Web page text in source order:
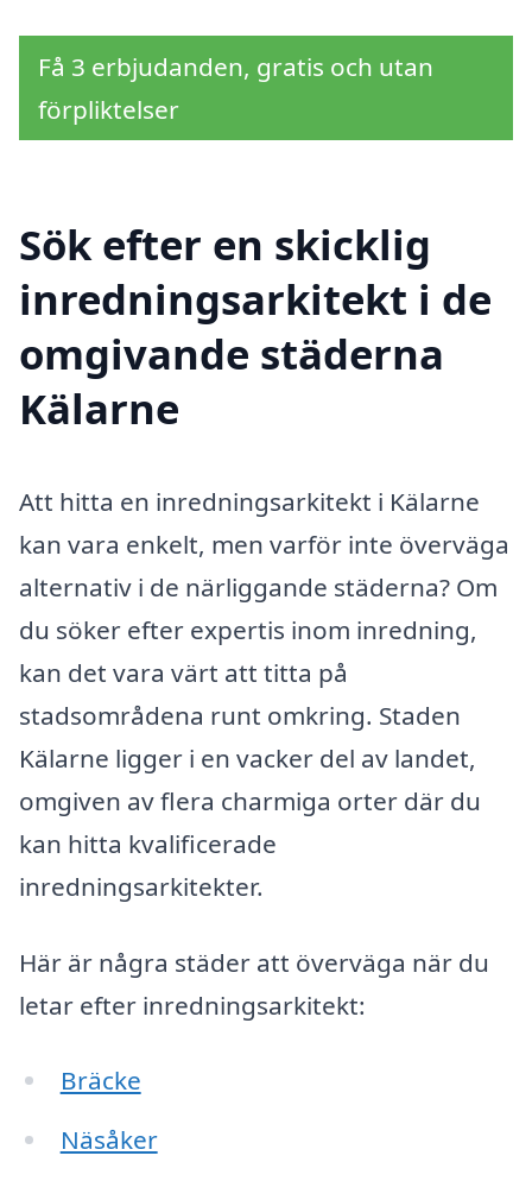
Få 3 erbjudanden, gratis och utan
förpliktelser
Sök efter en skicklig
inredningsarkitekt i de
omgivande städerna
Kälarne
Att hitta en inredningsarkitekt i Kälarne
kan vara enkelt, men varför inte överväga
alternativ i de närliggande städerna? Om
du söker efter expertis inom inredning,
kan det vara värt att titta på
stadsområdena runt omkring. Staden
Kälarne ligger i en vacker del av landet,
omgiven av flera charmiga orter där du
kan hitta kvalificerade
inredningsarkitekter.
Här är några städer att överväga när du
letar efter inredningsarkitekt:
Bräcke
Näsåker